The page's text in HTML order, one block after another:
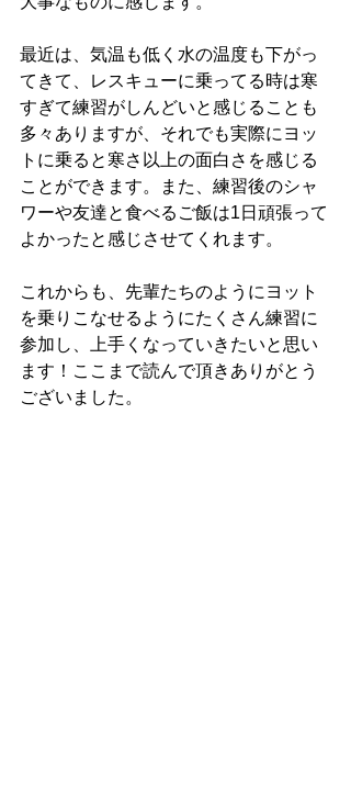
最近は、気温も低く水の温度も下がっ
てきて、レスキューに乗ってる時は寒
すぎて練習がしんどいと感じることも
多々ありますが、それでも実際にヨッ
トに乗ると寒さ以上の面白さを感じる
ことができます。また、練習後のシャ
ワーや友達と食べるご飯は1日頑張って
よかったと感じさせてくれます。
これからも、先輩たちのようにヨット
を乗りこなせるようにたくさん練習に
参加し、上手くなっていきたいと思い
ます！ここまで読んで頂きありがとう
ございました。